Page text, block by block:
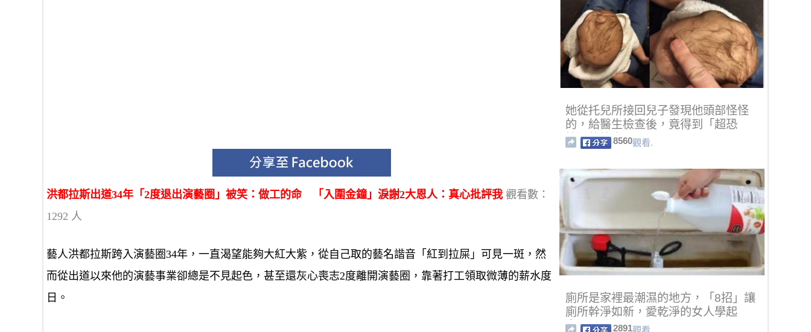
洪都拉斯出道34年「2度退出演藝圈」被笑：做工的命 「入圍金鐘」淚謝2大恩人：真心批評我 觀看數：
1292 人
藝人洪都拉斯跨入演藝圈34年，一直渴望能夠大紅大紫，從自己取的藝名諧音「紅到拉屎」可見一斑，然
而從出道以來他的演藝事業卻總是不見起色，甚至還灰心喪志2度離開演藝圈，靠著打工領取微薄的薪水度
日。
她從托兒所接回兒子發現他頭部怪怪
的，給醫生檢查後，竟得到「超恐
怖」的答案.....
8560觀看.
廁所是家裡最潮濕的地方，「8招」讓
廁所幹淨如新，愛乾淨的女人學起
來！
2891